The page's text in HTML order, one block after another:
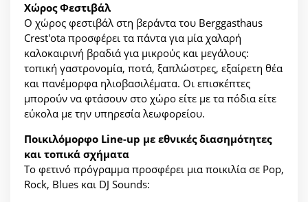
Χώρος Φεστιβάλ
Ο χώρος φεστιβάλ στη βεράντα του Berggasthaus
Crest'ota προσφέρει τα πάντα για μία χαλαρή
καλοκαιρινή βραδιά για μικρούς και μεγάλους:
τοπική γαστρονομία, ποτά, ξαπλώστρες, εξαίρετη θέα
και πανέμορφα ηλιοβασιλέματα. Οι επισκέπτες
μπορούν να φτάσουν στο χώρο είτε με τα πόδια είτε
εύκολα με την υπηρεσία λεωφορείου.
Ποικιλόμορφο Line-up με εθνικές διασημότητες
και τοπικά σχήματα
Το φετινό πρόγραμμα προσφέρει μια ποικιλία σε Pop,
Rock, Blues και DJ Sounds: